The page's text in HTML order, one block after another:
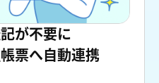
が不要に
票へ自動連携